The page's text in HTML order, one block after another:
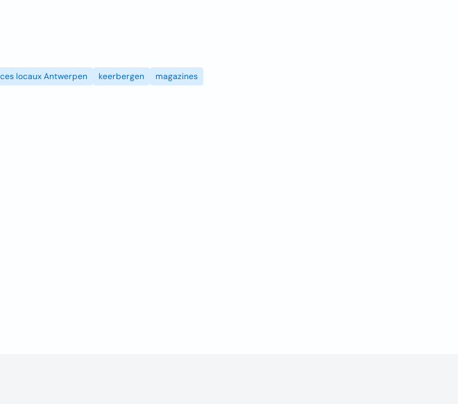
locaux Antwerpen keerbergen magazines